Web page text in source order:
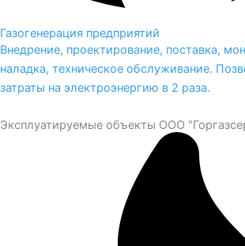
Газогенерация предприятий
Внедрение, проектирование, поставка,
наладка, техническое обслуживание.
затраты на электроэнергию в 2 раза.
Эксплуатируемые объекты ООО